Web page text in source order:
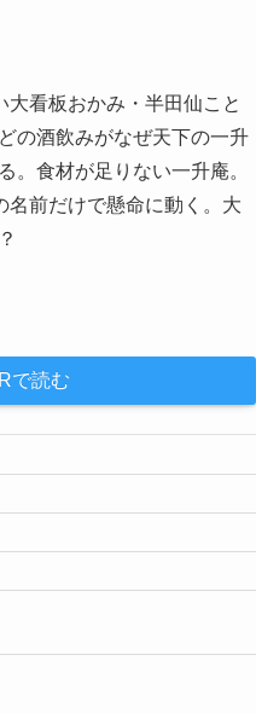
大看板おかみ・半田仙こと
の酒飲みがなぜ天下の一升
。食材が足りない一升庵。
名前だけで懸命に動く。大
で読む